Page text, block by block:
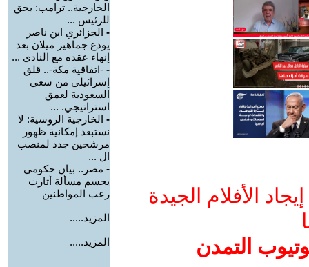
الأفلام الجيدة
التمدن
الخارجية.. ترامب: يحق
للرئيس ...
- الجزائري ابن ناصر
يودع جماهير ميلان بعد
إنهاء عقده مع النادي ...
- -اتفاقية مكة-.. قلق
إسرائيلي من سعي
السعودية لعمق
استراتيجي. ...
- الخارجية الروسية: لا
نستبعد إمكانية ظهور
مرشحين جدد لمنصب
ال ...
- مصر.. بيان حكومي
يحسم مسألة أثارت
رعب المواطنين
المزيد.....
المزيد.....